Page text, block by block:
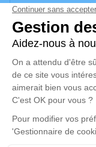
anecdote ou
ou des textes.
honorer la
Un service de